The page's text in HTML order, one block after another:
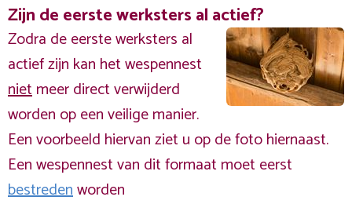
Zijn de eerste werksters al actief?
Zodra de eerste werksters al
actief zijn kan het wespennest
nietmeer direct verwijderd
worden op een veilige manier.
Een voorbeeld hiervan ziet u op de foto hiernaast.
Een wespennest van dit formaat moet eerst
bestredenworden